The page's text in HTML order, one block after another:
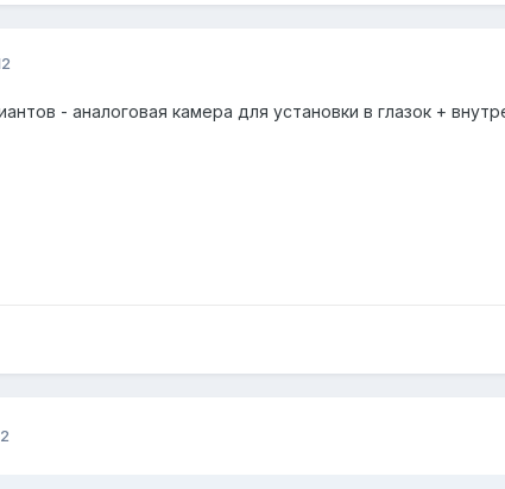
- аналоговая камера для установки в глазок +